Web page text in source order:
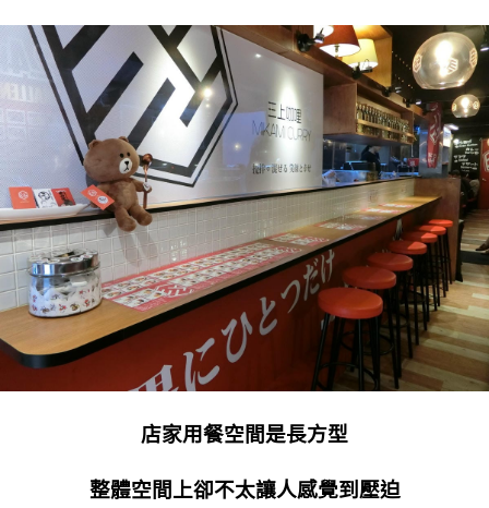
店家用餐空間是長方型
整體空間上卻不太讓人感覺到壓迫